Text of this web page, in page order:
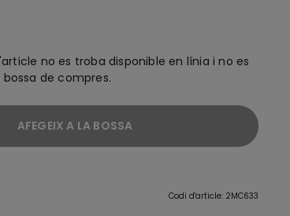
no es troba disponible en línia i no es
de compres.
AFEGEIX A LA BOSSA
Codi d'article: 2MC633